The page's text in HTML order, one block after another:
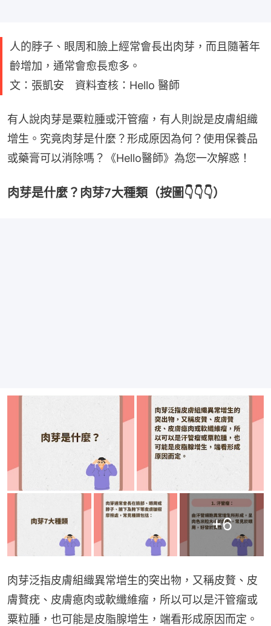
人的脖子、眼周和臉上經常會長出肉芽，而且隨著年
齡增加，通常會愈長愈多。
文：張凱安 資料查核：Hello 醫師
有人說肉芽是粟粒腫或汗管瘤，有人則說是皮膚組織
增生。究竟肉芽是什麼？形成原因為何？使用保養品
或藥膏可以消除嗎？《Hello醫師》為您一次解惑！
肉芽是什麼？肉芽7大種類（按圖👇👇👇）
+6
肉芽泛指皮膚組織異常增生的突出物，又稱皮贅、皮
膚贅疣、皮膚瘜肉或軟纖維瘤，所以可以是汗管瘤或
粟粒腫，也可能是皮脂腺增生，端看形成原因而定。